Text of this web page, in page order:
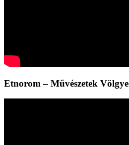
Etnorom – Művészetek Völgye